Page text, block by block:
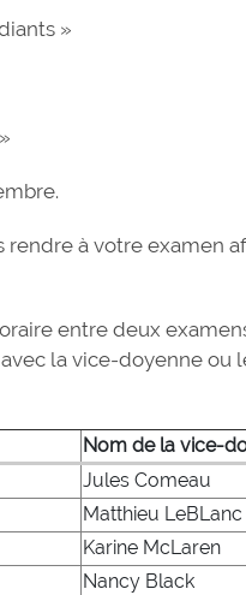
»
à votre examen
entre deux
la vice-doyenne ou
Nom de la vice-
Jules Comeau
Matthieu LeBLanc
Karine McLaren
Nancy Black